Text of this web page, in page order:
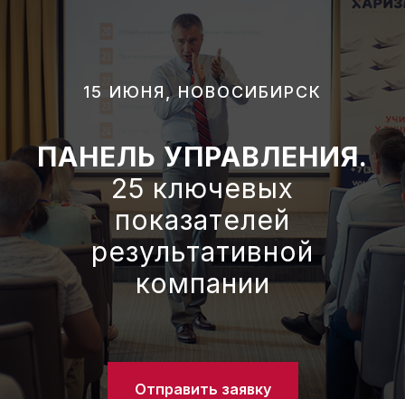
15 ИЮНЯ, НОВОСИБИРСК
ПАНЕЛЬ УПРАВЛЕНИЯ.
25 ключевых
показателей
результативной
компании
Отправить заявку